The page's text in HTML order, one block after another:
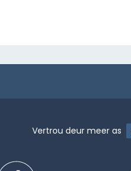
Vertrou deur meer as